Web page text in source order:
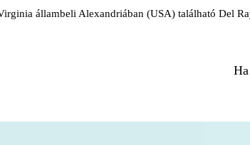
állambeli Alexandriában (USA) található Del